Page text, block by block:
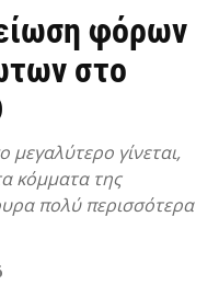
φόρων
στο
μεγαλύτερο γίνεται,
κόμματα της
πολύ περισσότερα